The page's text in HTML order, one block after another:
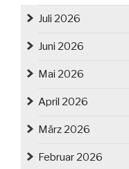
Juli 2026
Juni 2026
Mai 2026
April 2026
März 2026
Februar 2026